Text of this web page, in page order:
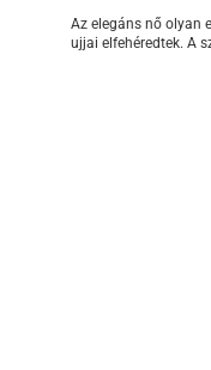
Az elegáns nő olyan
ujjai elfehéredtek. A